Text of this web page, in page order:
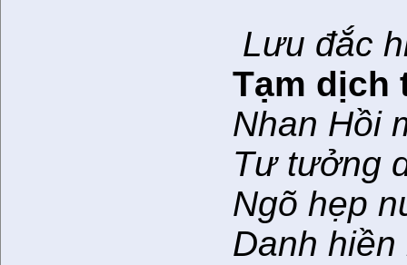
Lưu đắc
Tạm dịch
Nhan Hồi
Tư tưởng
Ngõ hẹp
Danh